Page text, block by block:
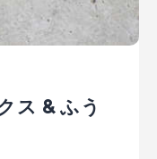
ス & ふう